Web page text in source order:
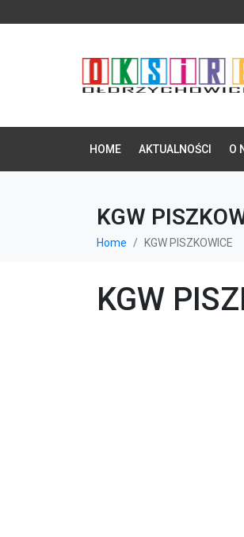
HOME AKTUALNOŚCI O
KGW
Home KGW PISZKOWICE
KGW